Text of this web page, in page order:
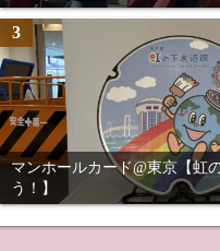
3
マンホールカード@東京【虹
う！】